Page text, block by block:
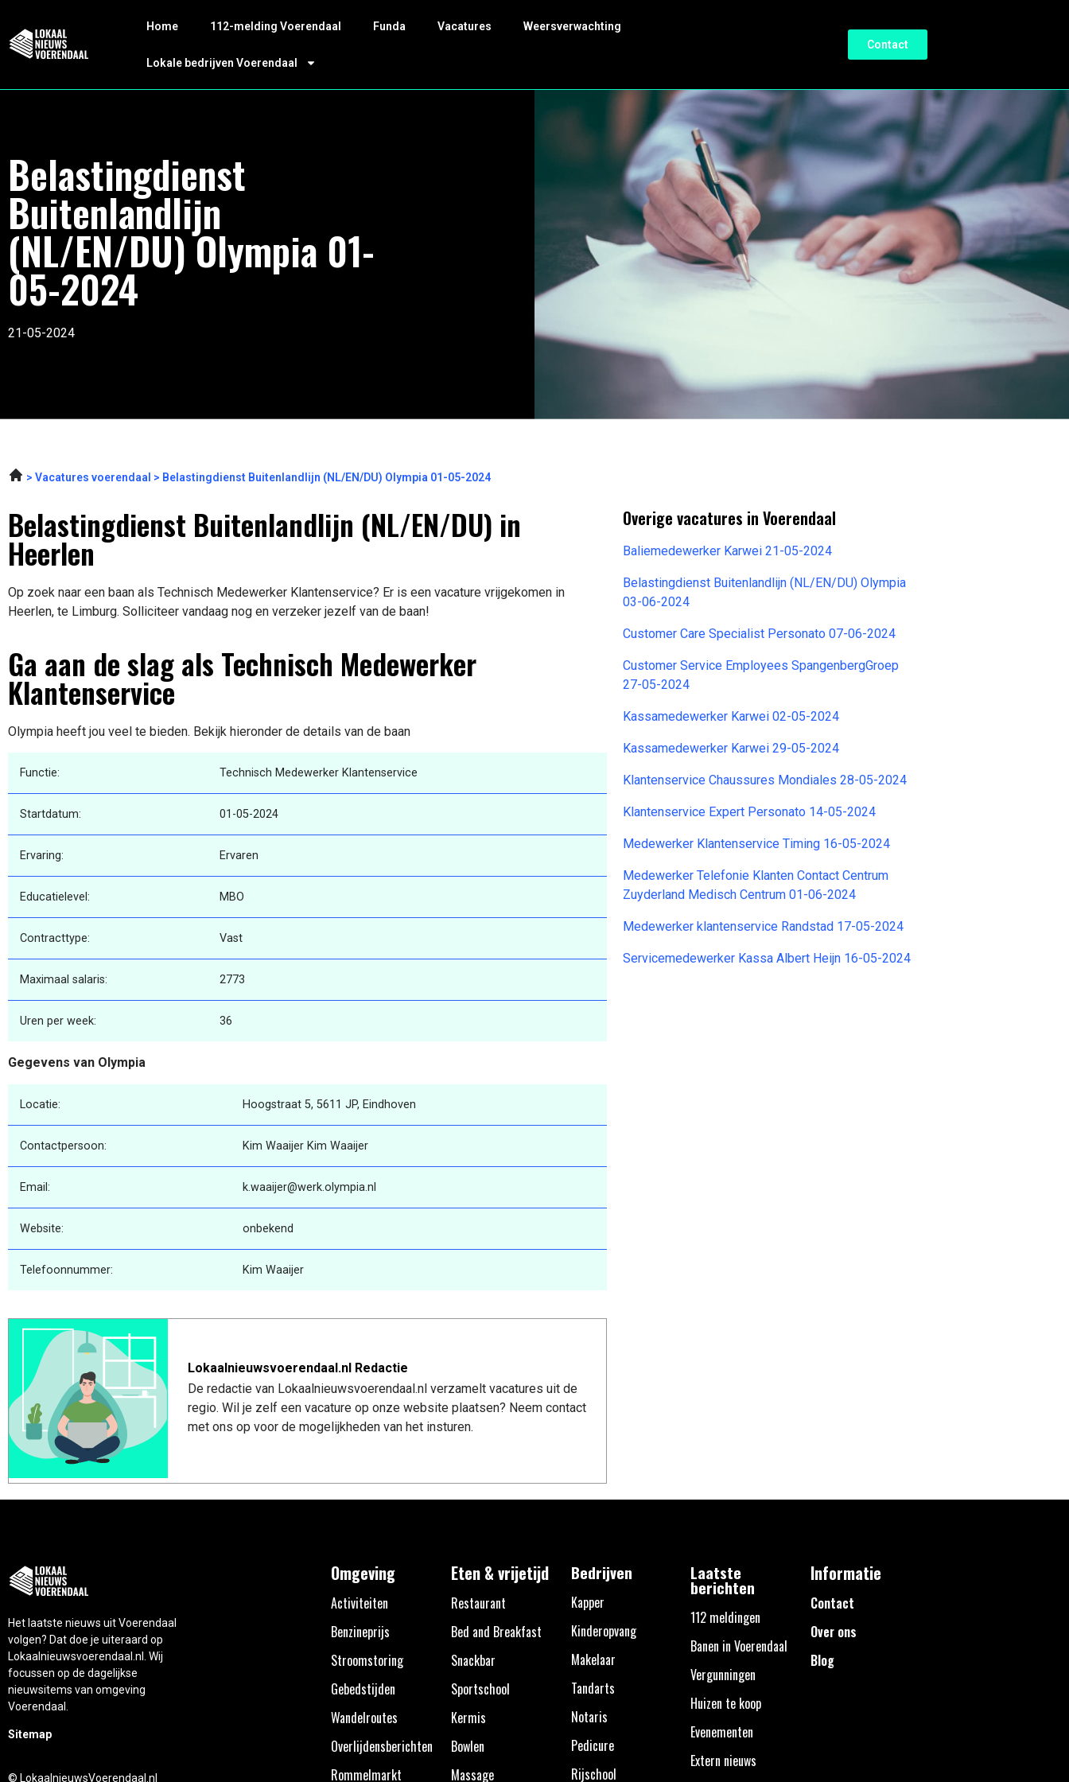
Home 112-melding Voerendaal Funda Vacatures Weersverwachting
Lokale bedrijven Voerendaal
Contact
Belastingdienst
Buitenlandlijn
(NL/EN/DU) Olympia 01-
05-2024
21-05-2024
Vacatures voerendaal Belastingdienst Buitenlandlijn (NL/EN/DU) Olympia 01-05-2024
Belastingdienst Buitenlandlijn (NL/EN/DU) in
Heerlen
Op zoek naar een baan als Technisch Medewerker Klantenservice? Er is een vacature vrijgekomen in
Heerlen, te Limburg. Solliciteer vandaag nog en verzeker jezelf van de baan!
Ga aan de slag als Technisch Medewerker
Klantenservice
Olympia heeft jou veel te bieden. Bekijk hieronder de details van de baan
Functie: Technisch Medewerker Klantenservice
Startdatum: 01-05-2024
Ervaring: Ervaren
Educatielevel: MBO
Contracttype: Vast
Maximaal salaris: 2773
Uren per week: 36
Gegevens van Olympia
Locatie: Hoogstraat 5, 5611 JP, Eindhoven
Contactpersoon: Kim Waaijer Kim Waaijer
Email: k.waaijer@werk.olympia.nl
Website: onbekend
Telefoonnummer: Kim Waaijer
Lokaalnieuwsvoerendaal.nl Redactie
De redactie van Lokaalnieuwsvoerendaal.nl verzamelt vacatures uit de
regio. Wil je zelf een vacature op onze website plaatsen? Neem contact
met ons op voor de mogelijkheden van het insturen.
Overige vacatures in Voerendaal
Baliemedewerker Karwei 21-05-2024
Belastingdienst Buitenlandlijn (NL/EN/DU) Olympia
03-06-2024
Customer Care Specialist Personato 07-06-2024
Customer Service Employees SpangenbergGroep
27-05-2024
Kassamedewerker Karwei 02-05-2024
Kassamedewerker Karwei 29-05-2024
Klantenservice Chaussures Mondiales 28-05-2024
Klantenservice Expert Personato 14-05-2024
Medewerker Klantenservice Timing 16-05-2024
Medewerker Telefonie Klanten Contact Centrum
Zuyderland Medisch Centrum 01-06-2024
Medewerker klantenservice Randstad 17-05-2024
Servicemedewerker Kassa Albert Heijn 16-05-2024
Het laatste nieuws uit Voerendaal
volgen? Dat doe je uiteraard op
Lokaalnieuwsvoerendaal.nl. Wij
focussen op de dagelijkse
nieuwsitems van omgeving
Voerendaal.
Sitemap
© LokaalnieuwsVoerendaal.nl
Omgeving
Activiteiten
Benzineprijs
Stroomstoring
Gebedstijden
Wandelroutes
Overlijdensberichten
Rommelmarkt
Eten & vrijetijd
Restaurant
Bed and Breakfast
Snackbar
Sportschool
Kermis
Bowlen
Massage
Bedrijven
Kapper
Kinderopvang
Makelaar
Tandarts
Notaris
Pedicure
Rijschool
Laatste
berichten
112 meldingen
Banen in Voerendaal
Vergunningen
Huizen te koop
Evenementen
Extern nieuws
Informatie
Contact
Over ons
Blog